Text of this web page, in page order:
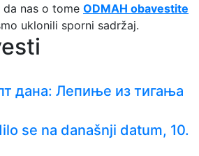
nas o tome ODMAH obavestite
uklonili sporni sadržaj.
дана: Лепиње из тигања
se na današnji datum, 10.